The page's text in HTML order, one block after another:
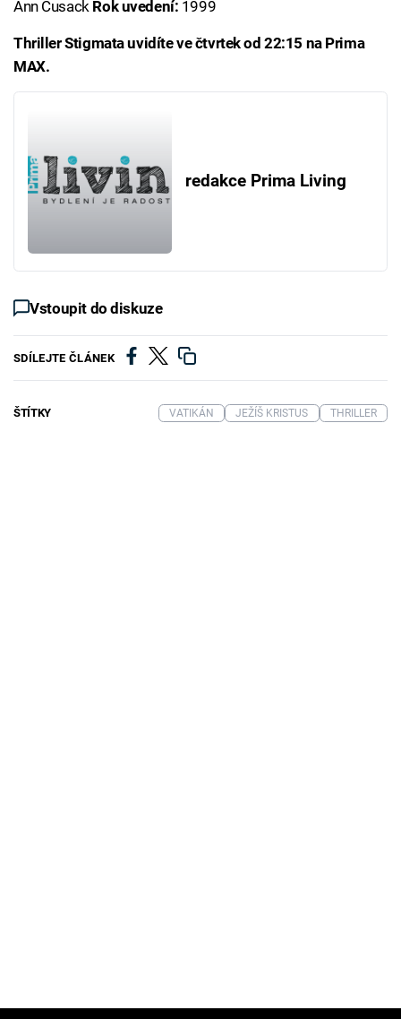
Ann Cusack Rok uvedení: 1999
Thriller Stigmata uvidíte ve čtvrtek od 22:15 na Prima
MAX.
redakce Prima Living
Vstoupit do diskuze
SDÍLEJTE ČLÁNEK
ŠTÍTKY VATIKÁN JEŽÍŠ KRISTUS THRILLER